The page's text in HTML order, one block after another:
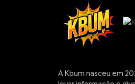
A Kbum nasceu em